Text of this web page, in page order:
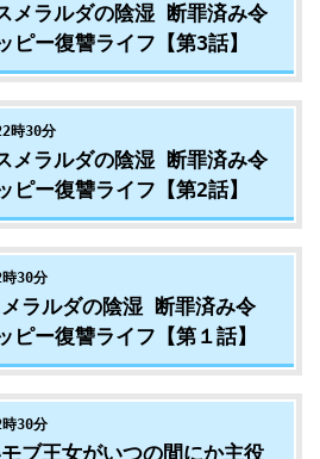
ラルダの陰湿 断罪済み令
ピー復讐ライフ【第3話】
時30分
ラルダの陰湿 断罪済み令
ピー復讐ライフ【第2話】
30分
ラルダの陰湿 断罪済み令
ピー復讐ライフ【第１話】
30分
ブ王女がいつの間にか主役